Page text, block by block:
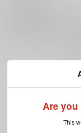
Are you
This